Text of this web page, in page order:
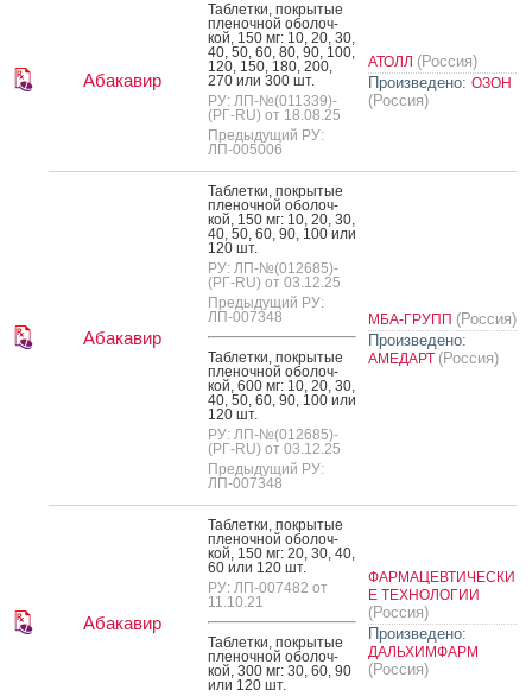
Абакавир
Таб­летки, пок­ры­тые
пле­ноч­ной обо­лоч­
кой, 150 мг: 10, 20, 30,
40, 50, 60, 80, 90, 100,
120, 150, 180, 200,
270 или 300 шт.
РУ: ЛП-№(011339)-
(РГ-RU) от 18.08.25
Предыдущий РУ:
ЛП-005006
АТОЛЛ (Россия)
Произведено: ОЗОН
(Россия)
Абакавир
Таб­летки, пок­ры­тые
пле­ноч­ной обо­лоч­
кой, 150 мг: 10, 20, 30,
40, 50, 60, 90, 100 или
120 шт.
РУ: ЛП-№(012685)-
(РГ-RU) от 03.12.25
Предыдущий РУ:
ЛП-007348
Таб­летки, пок­ры­тые
пле­ноч­ной обо­лоч­
кой, 600 мг: 10, 20, 30,
40, 50, 60, 90, 100 или
120 шт.
РУ: ЛП-№(012685)-
(РГ-RU) от 03.12.25
Предыдущий РУ:
ЛП-007348
МБА-ГРУПП (Россия)
Произведено:
АМЕДАРТ (Россия)
Абакавир
Таб­летки, пок­ры­тые
пле­ноч­ной обо­лоч­
кой, 150 мг: 20, 30, 40,
60 или 120 шт.
РУ: ЛП-007482 от
11.10.21
Таб­летки, пок­ры­тые
пле­ноч­ной обо­лоч­
кой, 300 мг: 30, 60, 90
или 120 шт.
ФАРМАЦЕВТИЧЕСКИ
Е ТЕХНОЛОГИИ
(Россия)
Произведено:
ДАЛЬХИМФАРМ
(Россия)